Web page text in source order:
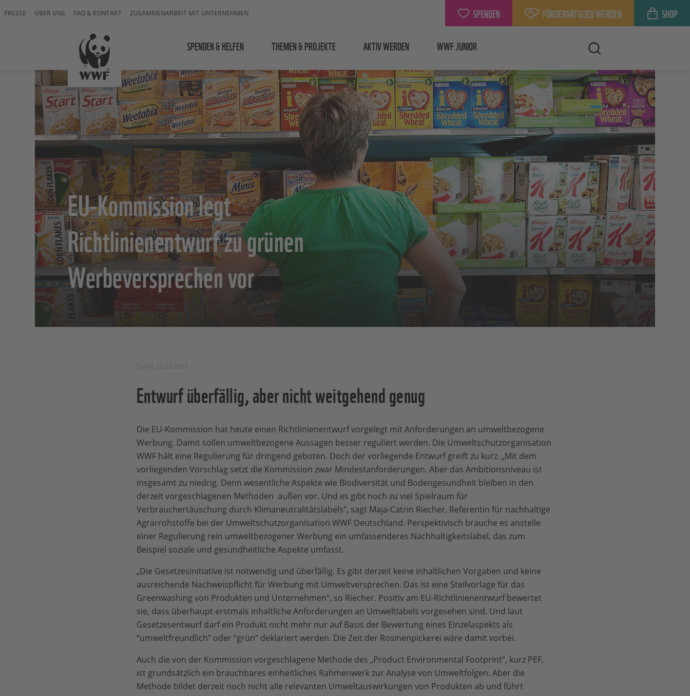
PRESSE ÜBER UNS FAQ & KONTAKT ZUSAMMENARBEIT MIT UNTERNEHMEN SPENDEN FÖRDERMITGLIED WERDEN SHOP
SPENDEN & HELFEN THEMEN & PROJEKTE AKTIV WERDEN WWF JUNIOR
EU-Kommission legt
Richtlinienentwurf zu grünen
Werbeversprechen vor
Entwurf überfällig, aber nicht weitgehend genug
Die EU-Kommission hat heute einen Richtlinienentwurf vorgelegt mit Anforderungen an umweltbezogene
Werbung. Damit sollen umweltbezogene Aussagen besser reguliert werden. Die Umweltschutzorganisation
WWF hält eine Regulierung für dringend geboten. Doch der vorliegende Entwurf greift zu kurz. „Mit dem
vorliegenden Vorschlag setzt die Kommission zwar Mindestanforderungen. Aber das Ambitionsniveau ist
insgesamt zu niedrig. Denn wesentliche Aspekte wie Biodiversität und Bodengesundheit bleiben in den
derzeit vorgeschlagenen Methoden außen vor. Und es gibt noch zu viel Spielraum für
Verbrauchertäuschung durch Klimaneutralitätslabels", sagt Maja-Catrin Riecher, Referentin für nachhaltige
Agrarrohstoffe bei der Umweltschutzorganisation WWF Deutschland. Perspektivisch brauche es anstelle
einer Regulierung rein umweltbezogener Werbung ein umfassenderes Nachhaltigkeitslabel, das zum
Beispiel soziale und gesundheitliche Aspekte umfasst.
„Die Gesetzesinitiative ist notwendig und überfällig. Es gibt derzeit keine inhaltlichen Vorgaben und keine
ausreichende Nachweispflicht für Werbung mit Umweltversprechen. Das ist eine Steilvorlage für das
Greenwashing von Produkten und Unternehmen“, so Riecher. Positiv am EU-Richtlinienentwurf bewertet
sie, dass überhaupt erstmals inhaltliche Anforderungen an Umweltlabels vorgesehen sind. Und laut
Gesetzesentwurf darf ein Produkt nicht mehr nur auf Basis der Bewertung eines Einzelaspekts als
“umweltfreundlich” oder “grün” deklariert werden. Die Zeit der Rosinenpickerei wäre damit vorbei.
Auch die von der Kommission vorgeschlagene Methode des „Product Environmental Footprint“, kurz PEF,
ist grundsätzlich ein brauchbares einheitliches Rahmenwerk zur Analyse von Umweltfolgen. Aber die
Methode bildet derzeit noch nicht alle relevanten Umweltauswirkungen von Produkten ab und führt